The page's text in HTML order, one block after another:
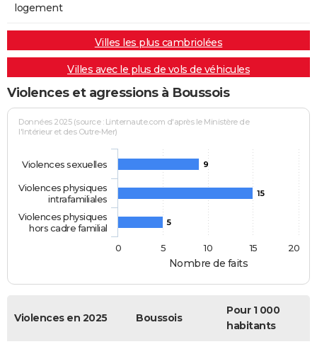
logement
Villes les plus cambriolées
Villes avec le plus de vols de véhicules
Violences et agressions à Boussois
Nombre de faits
Données 2025 (source : Linternaute.com d'après le Ministère de
l'Intérieur et des Outre-Mer)
9
15
5
Violences sexuelles
Violences physiques
intrafamiliales
Violences physiques
hors cadre familial
0
5 10 15 20
Violences en 2025 Boussois
Pour 1 000
habitants